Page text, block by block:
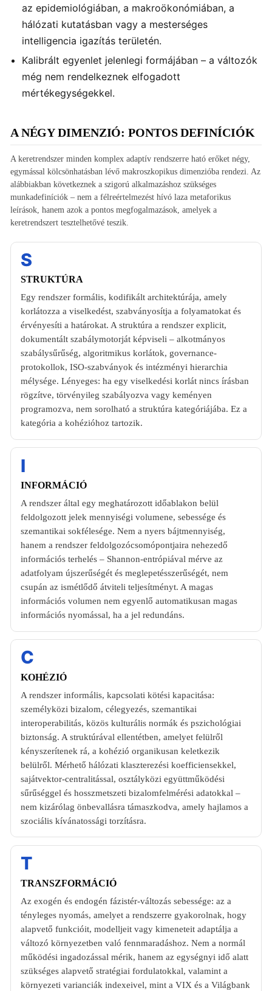
az epidemiológiában, a makroökonómiában, a
hálózati kutatásban vagy a mesterséges
intelligencia igazítás területén.
Kalibrált egyenlet jelenlegi formájában – a változók
még nem rendelkeznek elfogadott
mértékegységekkel.
A NÉGY DIMENZIÓ: PONTOS DEFINÍCIÓK
A keretrendszer minden komplex adaptív rendszerre ható erőket négy,
egymással kölcsönhatásban lévő makroszkopikus dimenzióba rendezi. Az
alábbiakban következnek a szigorú alkalmazáshoz szükséges
munkadefiníciók – nem a félreértelmezést hívó laza metaforikus
leírások, hanem azok a pontos megfogalmazások, amelyek a
keretrendszert tesztelhetővé teszik.
S
STRUKTÚRA
Egy rendszer formális, kodifikált architektúrája, amely
korlátozza a viselkedést, szabványosítja a folyamatokat és
érvényesíti a határokat. A struktúra a rendszer explicit,
dokumentált szabálymotorját képviseli – alkotmányos
szabálysűrűség, algoritmikus korlátok, governance-
protokollok, ISO-szabványok és intézményi hierarchia
mélysége. Lényeges: ha egy viselkedési korlát nincs írásban
rögzítve, törvényileg szabályozva vagy keményen
programozva, nem sorolható a struktúra kategóriájába. Ez a
kategória a kohézióhoz tartozik.
I
INFORMÁCIÓ
A rendszer által egy meghatározott időablakon belül
feldolgozott jelek mennyiségi volumene, sebessége és
szemantikai sokfélesége. Nem a nyers bájtmennyiség,
hanem a rendszer feldolgozócsomópontjaira nehezedő
információs terhelés – Shannon-entrópiával mérve az
adatfolyam újszerűségét és meglepetésszerűségét, nem
csupán az ismétlődő átviteli teljesítményt. A magas
információs volumen nem egyenlő automatikusan magas
információs nyomással, ha a jel redundáns.
C
KOHÉZIÓ
A rendszer informális, kapcsolati kötési kapacitása:
személyközi bizalom, célegyezés, szemantikai
interoperabilitás, közös kulturális normák és pszichológiai
biztonság. A struktúrával ellentétben, amelyet felülről
kényszerítenek rá, a kohézió organikusan keletkezik
belülről. Mérhető hálózati klaszterezési koefficiensekkel,
sajátvektor-centralitással, osztályközi együttműködési
sűrűséggel és hosszmetszeti bizalomfelmérési adatokkal –
nem kizárólag önbevallásra támaszkodva, amely hajlamos a
szociális kívánatossági torzításra.
T
TRANSZFORMÁCIÓ
Az exogén és endogén fázistér-változás sebessége: az a
tényleges nyomás, amelyet a rendszerre gyakorolnak, hogy
alapvető funkcióit, modelljeit vagy kimeneteit adaptálja a
változó környezetben való fennmaradáshoz. Nem a normál
működési ingadozással mérik, hanem az egységnyi idő alatt
szükséges alapvető stratégiai fordulatokkal, valamint a
környezeti varianciák indexeivel, mint a VIX és a Világbank